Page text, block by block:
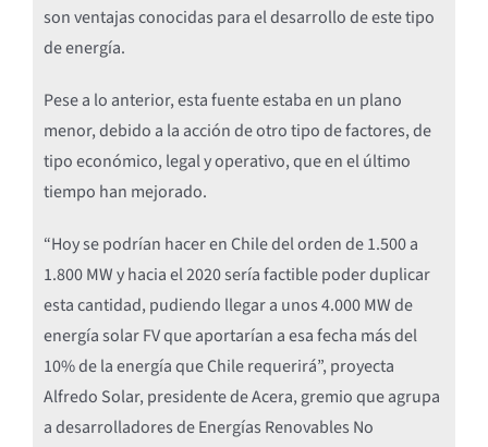
son ventajas conocidas para el desarrollo de este tipo
de energía.
Pese a lo anterior, esta fuente estaba en un plano
menor, debido a la acción de otro tipo de factores, de
tipo económico, legal y operativo, que en el último
tiempo han mejorado.
“Hoy se podrían hacer en Chile del orden de 1.500 a
1.800 MW y hacia el 2020 sería factible poder duplicar
esta cantidad, pudiendo llegar a unos 4.000 MW de
energía solar FV que aportarían a esa fecha más del
10% de la energía que Chile requerirá”, proyecta
Alfredo Solar, presidente de Acera, gremio que agrupa
a desarrolladores de Energías Renovables No